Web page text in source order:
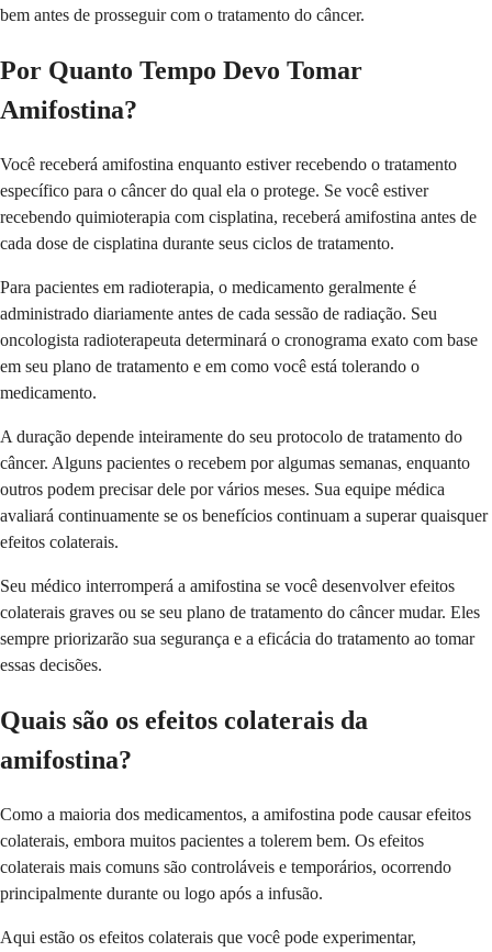
bem antes de prosseguir com o tratamento do câncer.
Por Quanto Tempo Devo Tomar
Amifostina?
Você receberá amifostina enquanto estiver recebendo o tratamento
específico para o câncer do qual ela o protege. Se você estiver
recebendo quimioterapia com cisplatina, receberá amifostina antes de
cada dose de cisplatina durante seus ciclos de tratamento.
Para pacientes em radioterapia, o medicamento geralmente é
administrado diariamente antes de cada sessão de radiação. Seu
oncologista radioterapeuta determinará o cronograma exato com base
em seu plano de tratamento e em como você está tolerando o
medicamento.
A duração depende inteiramente do seu protocolo de tratamento do
câncer. Alguns pacientes o recebem por algumas semanas, enquanto
outros podem precisar dele por vários meses. Sua equipe médica
avaliará continuamente se os benefícios continuam a superar quaisquer
efeitos colaterais.
Seu médico interromperá a amifostina se você desenvolver efeitos
colaterais graves ou se seu plano de tratamento do câncer mudar. Eles
sempre priorizarão sua segurança e a eficácia do tratamento ao tomar
essas decisões.
Quais são os efeitos colaterais da
amifostina?
Como a maioria dos medicamentos, a amifostina pode causar efeitos
colaterais, embora muitos pacientes a tolerem bem. Os efeitos
colaterais mais comuns são controláveis e temporários, ocorrendo
principalmente durante ou logo após a infusão.
Aqui estão os efeitos colaterais que você pode experimentar,